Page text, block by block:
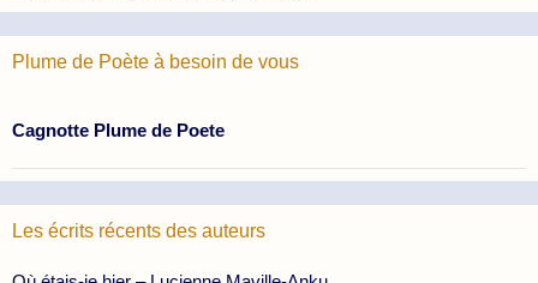
Plume de Poète à besoin de vous
Cagnotte Plume de Poete
Les écrits récents des auteurs